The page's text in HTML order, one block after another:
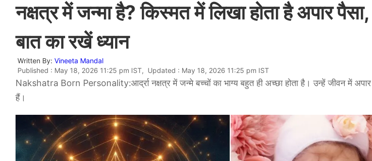
नक्षत्र में जन्मा है? किस्मत में लिखा होता है अपार
बात का रखें ध्यान
Written By: Vineeta Mandal
Published : May 18, 2026 11:25 pm IST, Updated : May 18, 2026 11:25 pm IST
Nakshatra Born Personality:आर्द्रा नक्षत्र में जन्मे बच्चों का भाग्य बहुत ही अच्छा होता है। उन्हें जीवन में
हैं।